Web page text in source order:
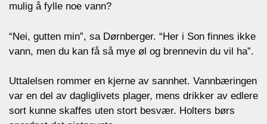
mulig å fylle noe vann?
“Nei, gutten min”, sa Dørnberger. “Her i Son finnes ikke
vann, men du kan få så mye øl og brennevin du vil ha”.
Uttalelsen rommer en kjerne av sannhet. Vannbæringen
var en del av dagliglivets plager, mens drikker av edlere
sort kunne skaffes uten stort besvær. Holters børs